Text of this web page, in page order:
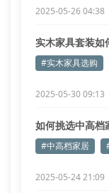
2025-05-26 04:38
实木家具套装如
#实木家具选购
2025-05-30 09:13
如何挑选中高档
#中高档家居
2025-05-24 21:09